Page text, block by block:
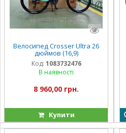
Велосипед Crosser Ultra 26
дюймов (16,9)
Код: 1083732476
В наявності
8 960,00 грн.
Купити